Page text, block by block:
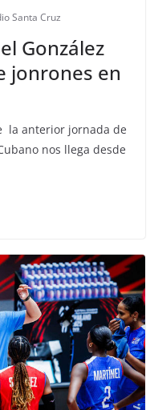
Santa Cruz
González
jonrones en
la anterior jornada de
nos llega desde